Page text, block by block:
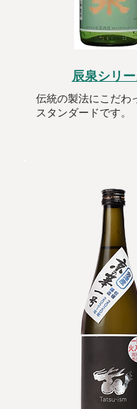
辰泉シリ
伝統の製法にこだわ
スタンダードです。